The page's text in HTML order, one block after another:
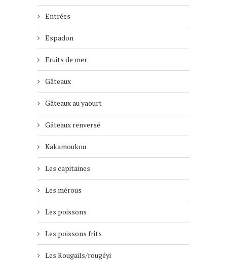
Entrées
Espadon
Fruits de mer
Gâteaux
Gâteaux au yaourt
Gâteaux renversé
Kakamoukou
Les capitaines
Les mérous
Les poissons
Les poissons frits
Les Rougails/rougéyi